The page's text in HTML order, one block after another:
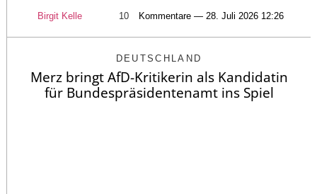
Birgit Kelle 10 Kommentare — 28. Juli 2026 12:26
DEUTSCHLAND
Merz bringt AfD-Kritikerin als Kandidatin
für Bundespräsidentenamt ins Spiel